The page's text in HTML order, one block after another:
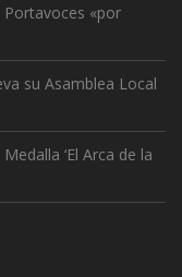
Portavoces «por
su Asamblea Local
‘El Arca de la